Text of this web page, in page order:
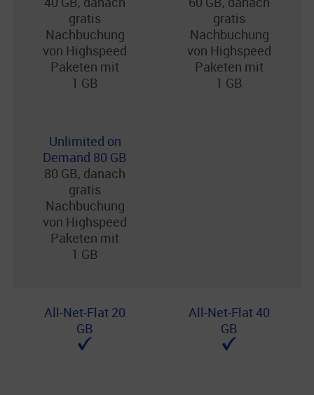
gratis
Nachbuchung
von Highspeed
Paketen mit
1 GB
gratis
Nachbuchung
von Highspeed
Paketen mit
1 GB
Unlimited on
Demand 80 GB
80 GB, danach
gratis
Nachbuchung
von Highspeed
Paketen mit
1 GB
All-Net-Flat 20
GB
All-Net-Flat 40
GB